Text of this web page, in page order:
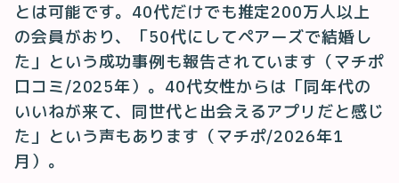
とは可能です。40代だけでも推定200万人以上
の会員がおり、「50代にしてペアーズで結婚し
た」という成功事例も報告されています（マチポ
口コミ/2025年）。40代女性からは「同年代の
いいねが来て、同世代と出会えるアプリだと感じ
た」という声もあります（マチポ/2026年1
月）。